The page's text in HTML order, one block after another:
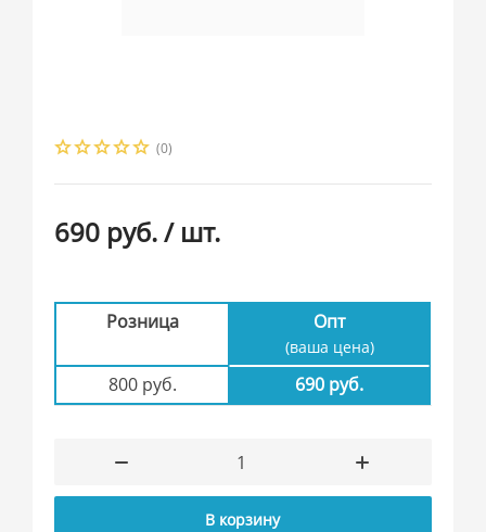
(0)
690 руб./ шт.
Розница Опт
(ваша цена)
800 руб. 690 руб.
В корзину